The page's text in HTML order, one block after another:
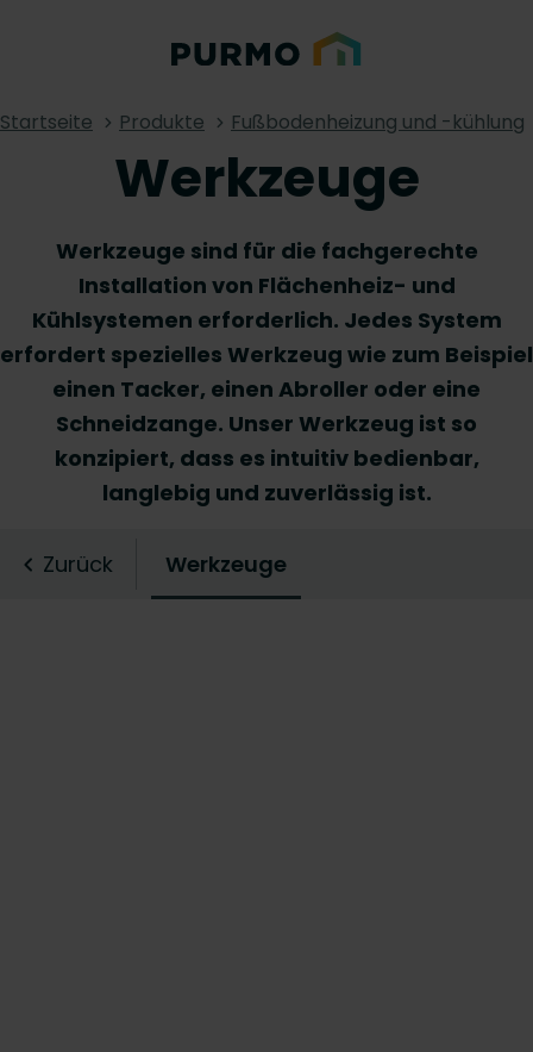
Startseite Produkte Fußbodenheizung und -kühlung
Werkzeuge
Werkzeuge sind für die fachgerechte
Installation von Flächenheiz- und
Kühlsystemen erforderlich. Jedes System
erfordert spezielles Werkzeug wie zum Beispiel
einen Tacker, einen Abroller oder eine
Schneidzange. Unser Werkzeug ist so
konzipiert, dass es intuitiv bedienbar,
langlebig und zuverlässig ist.
Zurück Werkzeuge